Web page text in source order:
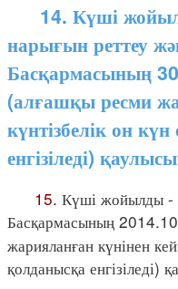
14. Күші
нарығын реттеу
Басқармасының
(алғашқы ресми
күнтізбелік он
енгізіледі)
15. Күші жойылды -
Басқармасының
жарияланған күнінен
қолданысқа енгізіледі)